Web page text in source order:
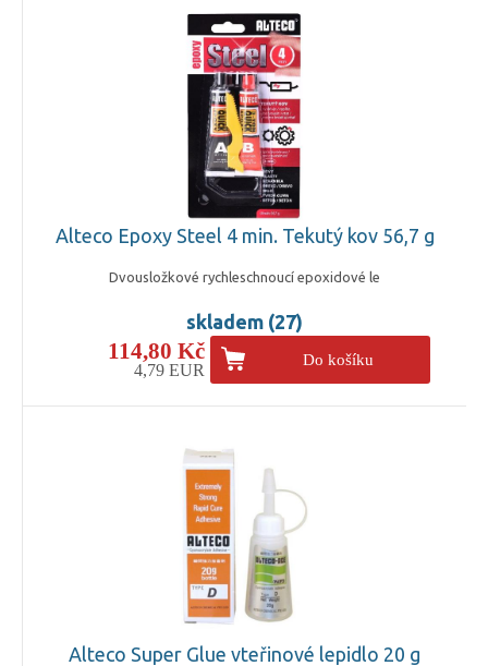
Alteco Epoxy Steel 4 min. Tekutý kov 56,7 g
Dvousložkové rychleschnoucí epoxidové le
skladem (27)
114,80 Kč
4,79 EUR
Do košíku
Alteco Super Glue vteřinové lepidlo 20 g